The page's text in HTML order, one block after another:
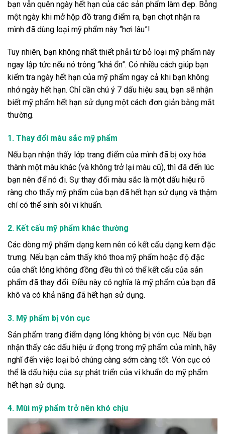
bạn vẫn quên ngày hết hạn của các sản phẩm làm đẹp. Bỗng
một ngày khi mở hộp đồ trang điểm ra, bạn chợt nhận ra
mình đã dùng loại mỹ phẩm này “hơi lâu”!
Tuy nhiên, bạn không nhất thiết phải từ bỏ loại mỹ phẩm này
ngay lập tức nếu nó trông “khá ổn”. Có nhiều cách giúp bạn
kiểm tra ngày hết hạn của mỹ phẩm ngay cả khi bạn không
nhớ ngày hết hạn. Chỉ cần chú ý 7 dấu hiệu sau, bạn sẽ nhận
biết mỹ phẩm hết hạn sử dụng một cách đơn giản bằng mắt
thường.
1. Thay đổi màu sắc mỹ phẩm
Nếu bạn nhận thấy lớp trang điểm của mình đã bị oxy hóa
thành một màu khác (và không trở lại màu cũ), thì đã đến lúc
bạn nên để nó đi. Sự thay đổi màu sắc là một dấu hiệu rõ
ràng cho thấy mỹ phẩm của bạn đã hết hạn sử dụng và thậm
chí có thể sinh sôi vi khuẩn.
2. Kết cấu mỹ phẩm khác thường
Các dòng mỹ phẩm dạng kem nên có kết cấu dạng kem đặc
trưng. Nếu bạn cảm thấy khó thoa mỹ phẩm hoặc độ đặc
của chất lỏng không đồng đều thì có thể kết cấu của sản
phẩm đã thay đổi. Điều này có nghĩa là mỹ phẩm của bạn đã
khô và có khả năng đã hết hạn sử dụng.
3. Mỹ phẩm bị vón cục
Sản phẩm trang điểm dạng lỏng không bị vón cục. Nếu bạn
nhận thấy các dấu hiệu ứ đọng trong mỹ phẩm của mình, hãy
nghĩ đến việc loại bỏ chúng càng sớm càng tốt. Vón cục có
thể là dấu hiệu của sự phát triển của vi khuẩn do mỹ phẩm
hết hạn sử dụng.
4. Mùi mỹ phẩm trở nên khó chịu